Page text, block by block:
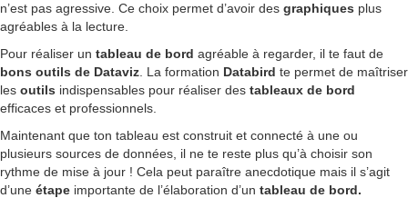
n’est pas agressive. Ce choix permet d’avoir des graphiques plus
agréables à la lecture.
Pour réaliser un tableau de bord agréable à regarder, il te faut de
bons outils de Dataviz . La formation Databird te permet de maîtriser
les outils indispensables pour réaliser des tableaux de bord
efficaces et professionnels.
Maintenant que ton tableau est construit et connecté à une ou
plusieurs sources de données, il ne te reste plus qu’à choisir son
rythme de mise à jour ! Cela peut paraître anecdotique mais il s’agit
d’une étape importante de l’élaboration d’un tableau de bord.